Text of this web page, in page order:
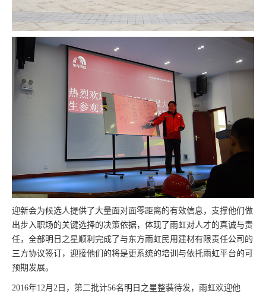
迎新会为候选人提供了大量面对面零距离的有效信息，支撑他们做
出步入职场的关键选择的决策依据，体现了雨虹对人才的真诚与责
任，全部明日之星顺利完成了与东方雨虹民用建材有限责任公司的
三方协议签订，迎接他们的将是更系统的培训与依托雨虹平台的可
预期发展。
2016年12月2日，第二批计56名明日之星整装待发，雨虹欢迎他